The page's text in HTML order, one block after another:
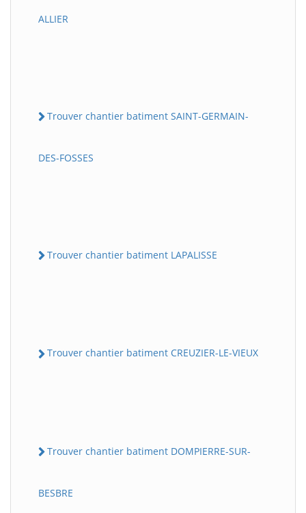
ALLIER
Trouver chantier batiment SAINT-GERMAIN-
DES-FOSSES
Trouver chantier batiment LAPALISSE
Trouver chantier batiment CREUZIER-LE-VIEUX
Trouver chantier batiment DOMPIERRE-SUR-
BESBRE